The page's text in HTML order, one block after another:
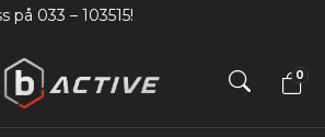
på 033 – 103515!
0